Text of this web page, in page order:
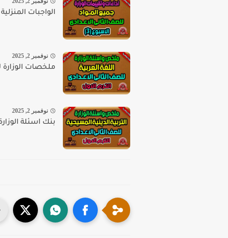
الواجبات المنزلية
نوفمبر 2, 2025
ملخصات الوزارة
نوفمبر 2, 2025
بنك اسئلة